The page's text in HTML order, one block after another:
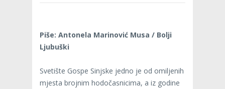
Piše: Antonela Marinović Musa / Bolji
Ljubuški
Svetište Gospe Sinjske jedno je od omiljenih
mjesta brojnim hodočasnicima, a iz godine